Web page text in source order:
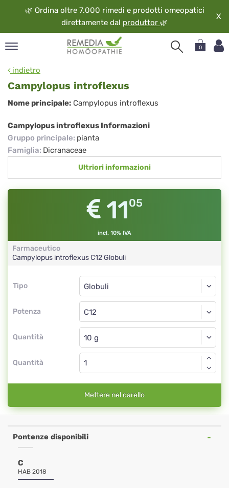
🌿 Ordina oltre 7.000 rimedi e prodotti omeopatici
direttamente dal produttor 🌿
X
0
indietro
Campylopus introflexus
Campylopus
introflexus
Nome principale: Campylopus introflexus
Campylopus introflexus Informazioni
Gruppo principale: pianta
Famiglia: Dicranaceae
Ultriori informazioni
1105
incl. 10% IVA
Farmaceutico
Campylopus introflexusC12Globuli
Tipo
Tipo
Potenza
Globuli
C12
Quantità
Globuli
Quantità
Mettere nel carello
Pontenze disponibili
C
HAB 2018